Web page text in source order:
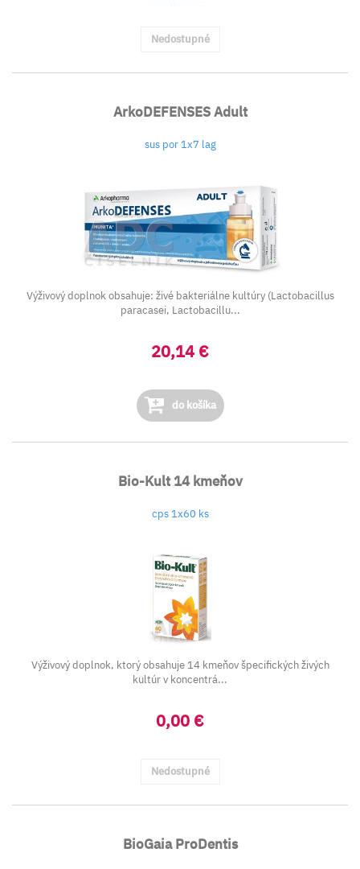
Nedostupné
ArkoDEFENSES Adult
sus por 1x7 lag
Výživový doplnok obsahuje: živé bakteriálne kultúry (Lactobacillus
paracasei, Lactobacillu...
20,14 €
do košíka
Bio-Kult 14 kmeňov
cps 1x60 ks
Výživový doplnok, ktorý obsahuje 14 kmeňov špecifických živých
kultúr v koncentrá...
0,00 €
Nedostupné
BioGaia ProDentis